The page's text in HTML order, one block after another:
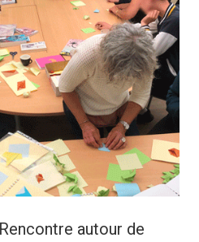
autour de